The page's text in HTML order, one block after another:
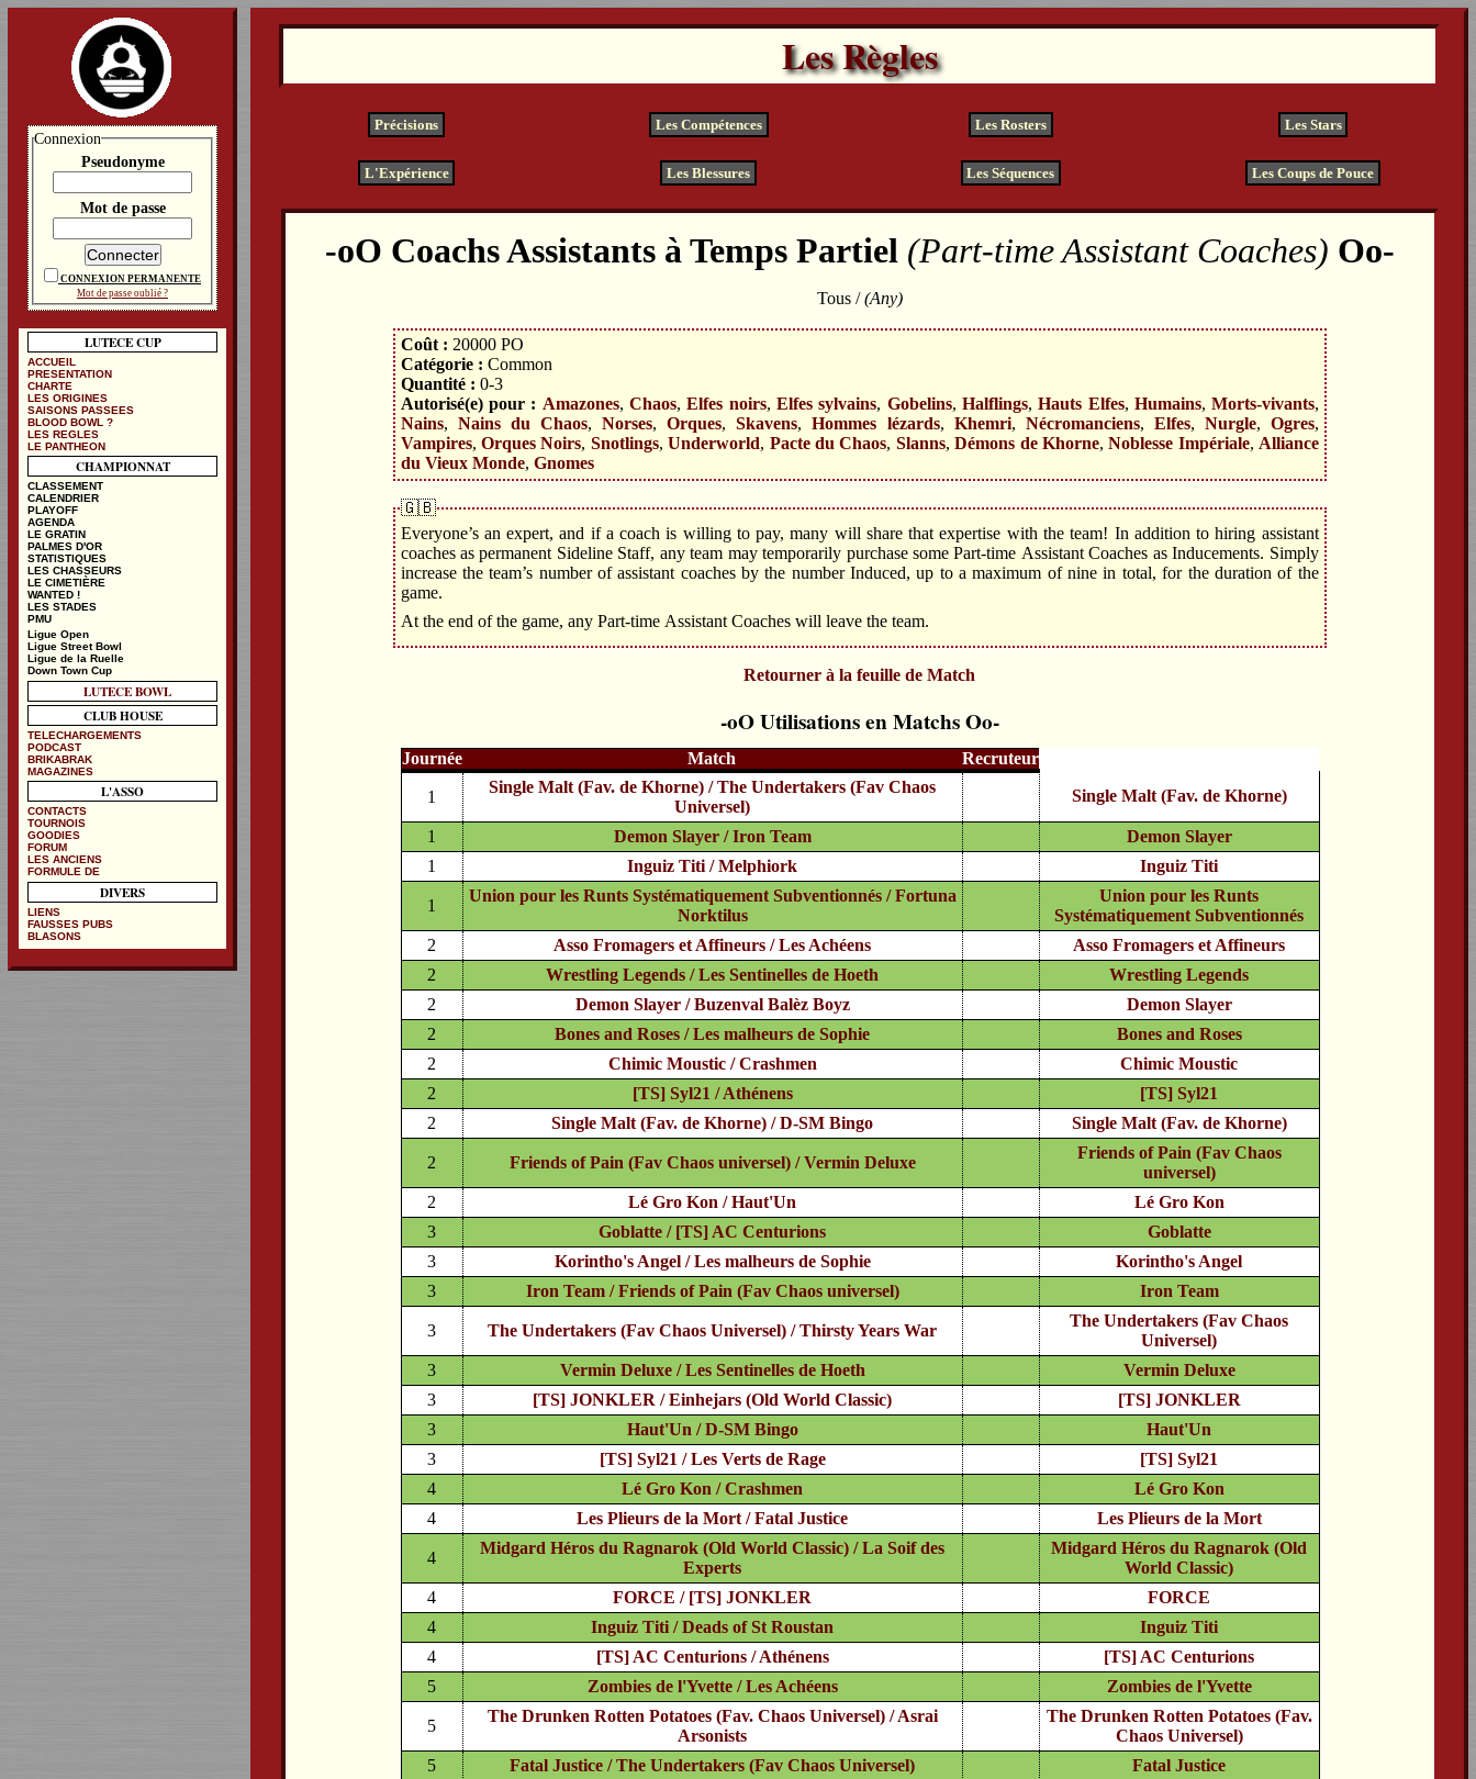
Les Règles
Précisions Les Compétences Les Rosters Les Stars
L'Expérience Les Blessures Les Séquences Les Coups de Pouce
Coachs Assistants à Temps Partiel (Part-time Assistant Coaches)
Tous /(Any)
Coût : 20000 PO
Catégorie : Common
Quantité : 0-3
Autorisé(e) pour : Amazones, Chaos,Elfes noirs, Elfes sylvains, Gobelins, Halflings,Hauts Elfes, Humains,Morts-vivants,
Nains, Nains du Chaos,Norses,Orques,Skavens,Hommes lézards, Khemri, Nécromanciens, Elfes,Nurgle,Ogres,
Vampires, Orques Noirs, Snotlings,Underworld, Pacte du Chaos, Slanns,Démons de Khorne,Noblesse Impériale, Alliance
du Vieux Monde, Gnomes
🇬🇧
Everyone’s an expert, and if a coach is willing to pay, many will share that expertise with the team! In addition to hiring assistant
coaches as permanent Sideline Staff, any team may temporarily purchase some Part-time Assistant Coaches as Inducements. Simply
increase the team’s number of assistant coaches by the number Induced, up to a maximum of nine in total, for the duration of the
game.
At the end of the game, any Part-time Assistant Coaches will leave the team.
Retourner à la feuille de Match
Utilisations en Matchs
Journée Match Recruteur
1
Single Malt (Fav. de Khorne) / The Undertakers (Fav Chaos
Universel)
Single Malt (Fav. de Khorne)
1 Demon Slayer / Iron Team
Demon Slayer
1
Inguiz Titi / Melphiork Inguiz Titi
1
Union pour les Runts Systématiquement Subventionnés / Fortuna
Norktilus
Union pour les Runts
Systématiquement Subventionnés
2
Asso Fromagers et Affineurs / Les Achéens
Asso Fromagers et Affineurs
2
Wrestling Legends / Les Sentinelles de Hoeth
Wrestling Legends
2
Demon Slayer / Buzenval Balèz Boyz
Demon Slayer
2
Bones and Roses / Les malheurs de Sophie
Bones and Roses
2
Chimic Moustic / Crashmen
Chimic Moustic
2
[TS] Syl21 / Athénens
[TS] Syl21
2
Single Malt (Fav. de Khorne) / D-SM Bingo Single Malt (Fav. de Khorne)
2 Friends of Pain (Fav Chaos universel) / Vermin Deluxe
Friends of Pain (Fav Chaos
universel)
2
Lé Gro Kon / Haut'Un
Lé Gro Kon
3
Goblatte / [TS] AC Centurions
Goblatte
3
Korintho's Angel / Les malheurs de Sophie
Korintho's Angel
3
Iron Team / Friends of Pain (Fav Chaos universel) Iron Team
3 The Undertakers (Fav Chaos Universel) / Thirsty Years War
The Undertakers (Fav Chaos
Universel)
3
Vermin Deluxe / Les Sentinelles de Hoeth
Vermin Deluxe
3
[TS] JONKLER / Einhejars (Old World Classic)
[TS] JONKLER
3
Haut'Un / D-SM Bingo
Haut'Un
3
[TS] Syl21 / Les Verts de Rage
[TS] Syl21
4
Lé Gro Kon / Crashmen
Lé Gro Kon
4
Les Plieurs de la Mort / Fatal Justice Les Plieurs de la Mort
4
Midgard Héros du Ragnarok (Old World Classic) / La Soif des
Experts
Midgard Héros du Ragnarok (Old
World Classic)
4
FORCE / [TS] JONKLER
FORCE
4
Inguiz Titi / Deads of St Roustan
Inguiz Titi
4
[TS] AC Centurions / Athénens
[TS] AC Centurions
5
Zombies de l'Yvette / Les Achéens Zombies de l'Yvette
5
The Drunken Rotten Potatoes (Fav. Chaos Universel) / Asrai
Arsonists
The Drunken Rotten Potatoes (Fav.
Chaos Universel)
5
Fatal Justice / The Undertakers (Fav Chaos Universel)
Fatal Justice
Connexion
Pseudonyme
Mot de passe
CONNEXION PERMANENTE
Mot de passe oublié ?
LUTECE CUP
ACCUEIL
PRESENTATION
CHARTE
LES ORIGINES
SAISONS PASSEES
BLOOD BOWL ?
LES REGLES
LE PANTHEON
CHAMPIONNAT
CLASSEMENT
CALENDRIER
PLAYOFF
AGENDA
LE GRATIN
PALMES D'OR
STATISTIQUES
LES CHASSEURS
LE CIMETIÈRE
WANTED !
LES STADES
PMU
Ligue Open
Ligue Street Bowl
Ligue de la Ruelle
Down Town Cup
LUTECE BOWL
CLUB HOUSE
TELECHARGEMENTS
PODCAST
BRIKABRAK
MAGAZINES
L'ASSO
CONTACTS
TOURNOIS
GOODIES
FORUM
LES ANCIENS
FORMULE DE
DIVERS
LIENS
FAUSSES PUBS
BLASONS